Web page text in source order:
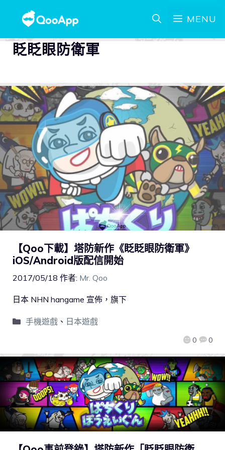
MENU
眨眨眼防衛軍
【Qoo下載】塔防新作《眨眨眼防衛軍》
iOS/Android版配信開始
2017/05/18 作者: Mr. Qoo
0 0
日本 NHN hangame 宣佈，旗下
手機遊戲、 日本遊戲